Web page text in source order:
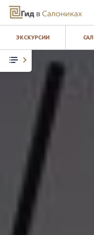
ЭКСКУРСИИ
САЛОНИКИ